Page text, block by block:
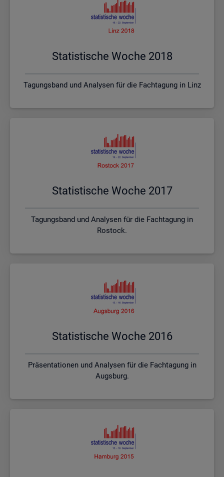
Sta­tis­ti­sche Woche 2018
Tagungsband und Analysen für die Fachtagung in Linz
Sta­tis­ti­sche Woche 2017
Tagungsband und Analysen für die Fachtagung in
Rostock.
Sta­tis­ti­sche Woche 2016
Präsentationen und Analysen für die Fachtagung in
Augsburg.